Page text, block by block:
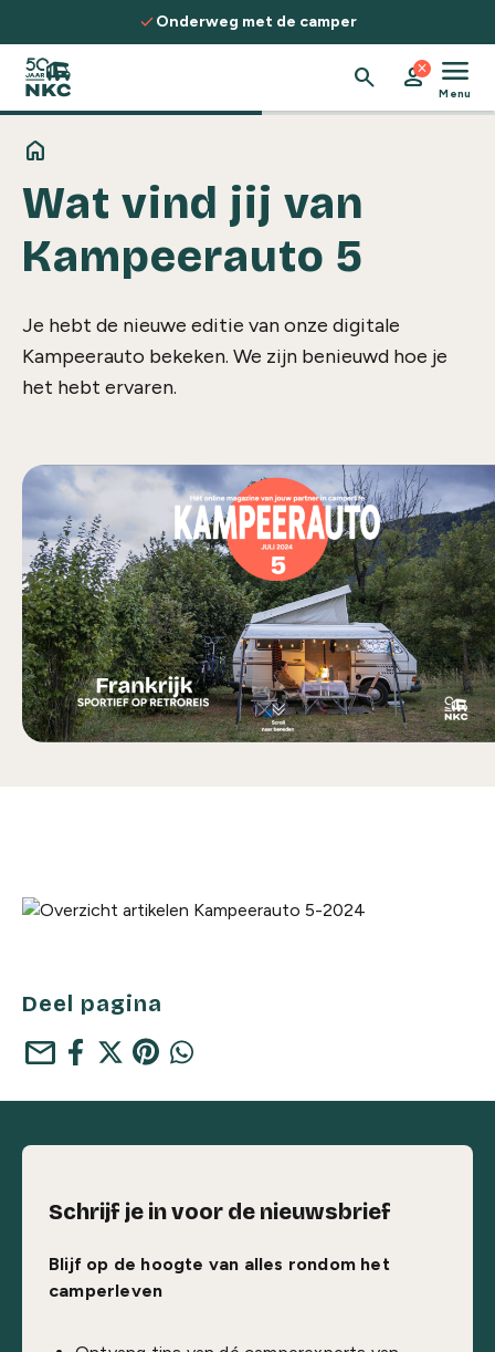
Spring naar de inhoud
checkOnderweg met de camper
search person
close menu
Menu
home
Wat vind jij van
Kampeerauto 5
Je hebt de nieuwe editie van onze digitale
Kampeerauto bekeken. We zijn benieuwd hoe je
het hebt ervaren.
Deel pagina
mail
Schrijf je in voor de nieuwsbrief
Blijf op de hoogte van alles rondom het
camperleven